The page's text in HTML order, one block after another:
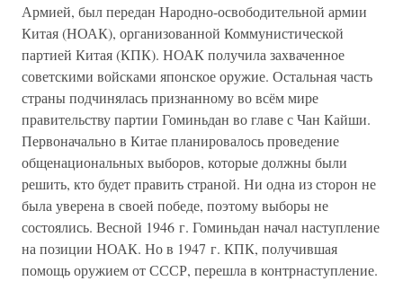
Армией, был передан Народно-освободительной армии
Китая (НОАК), организованной Коммунистической
партией Китая (КПК). НОАК получила захваченное
советскими войсками японское оружие. Остальная часть
страны подчинялась признанному во всём мире
правительству партии Гоминьдан во главе с Чан Кайши.
Первоначально в Китае планировалось проведение
общенациональных выборов, которые должны были
решить, кто будет править страной. Ни одна из сторон не
была уверена в своей победе, поэтому выборы не
состоялись. Весной 1946 г. Гоминьдан начал наступление
на позиции НОАК. Но в 1947 г. КПК, получившая
помощь оружием от СССР, перешла в контрнаступление.